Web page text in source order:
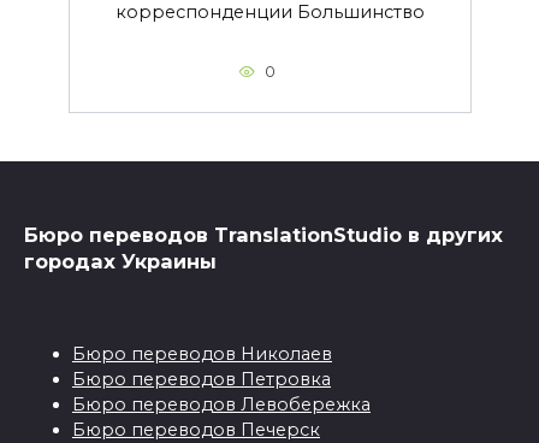
корреспонденции Большинство
0
Бюро переводов TranslationStudio в других
городах Украины
Бюро переводов Николаев
Бюро переводов Петровка
Бюро переводов Левобережка
Бюро переводов Печерск